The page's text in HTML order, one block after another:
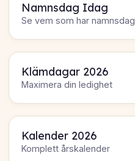
Namnsdag Idag
Se vem som har namnsdag
Klämdagar 2026
Maximera din ledighet
Kalender 2026
Komplett årskalender